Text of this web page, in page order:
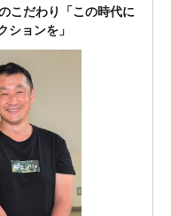
こだわり「この時代に
ションを」